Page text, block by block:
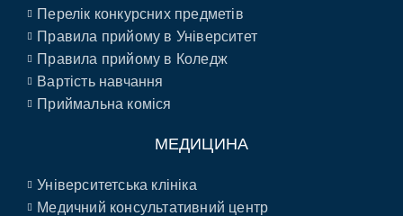
Перелік конкурсних предметів
Правила прийому в Університет
Правила прийому в Коледж
Вартість навчання
Приймальна коміся
МЕДИЦИНА
Університетська клініка
Медичний консультативний центр